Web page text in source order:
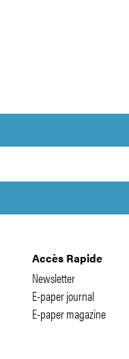
Accès Rapide
Newsletter
E-paper journal
E-paper magazine